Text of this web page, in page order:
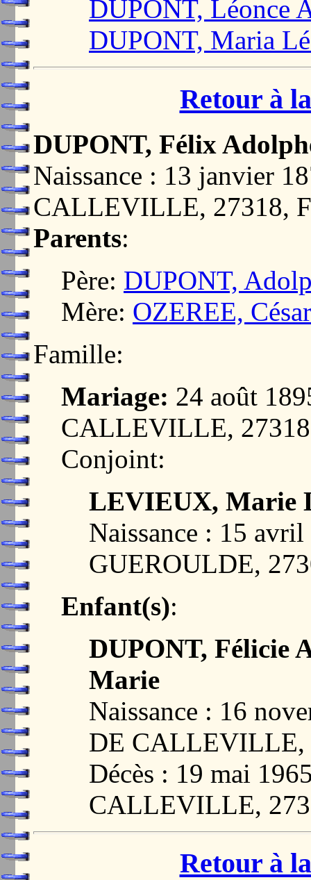
DUPONT, Léonce
DUPONT, Maria
Retour à
DUPONT, Félix
Naissance : 13 janvier
CALLEVILLE, 27318,
Parents:
Père: DUPONT,
Mère: OZEREE,
Famille:
Mariage: 24 août
CALLEVILLE,
Conjoint:
LEVIEUX, Marie
Naissance : 15
GUEROULDE,
Enfant(s):
DUPONT, Félicie
Marie
Naissance : 16
DE CALLEVILLE,
Décès : 19 mai
CALLEVILLE,
Retour à